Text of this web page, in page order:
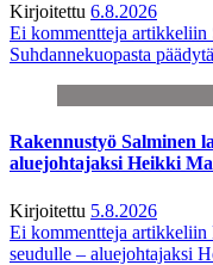
Kirjoitettu 6.8.2026
Ei kommentteja artikkeliin
Suhdannekuopasta
Rakennustyö Salminen
aluejohtajaksi Heikki
Kirjoitettu 5.8.2026
Ei kommentteja artikkeliin
seudulle – aluejohtajaksi